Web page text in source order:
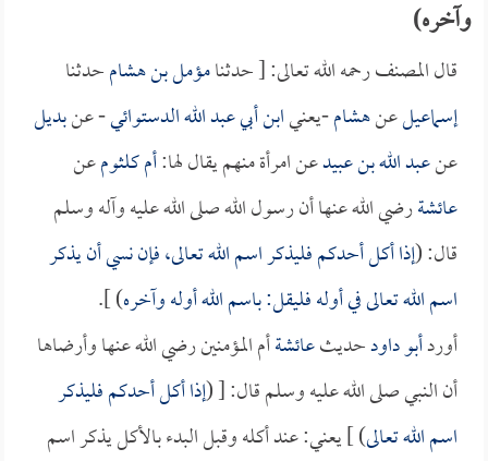
وآخره)
قال المصنف رحمه الله تعالى: [ حدثنامؤمل بن هشامحدثنا
إسماعيلعنهشام-يعنيابن أبي عبد الله الدستوائي- عنبديل
عنعبد الله بن عبيدعن امرأة منهم يقال لها:أم كلثومعن
عائشةرضي الله عنها أن رسول الله صلى الله عليه وآله وسلم
قال: (إذا أكل أحدكم فليذكر اسم الله تعالى، فإن نسي أن يذكر
اسم الله تعالى في أوله فليقل: باسم الله أوله وآخره) ].
أوردأبو داودحديثعائشةأم المؤمنين رضي الله عنها وأرضاها
أن النبي صلى الله عليه وسلم قال: [ (إذا أكل أحدكم فليذكر
اسم الله تعالى) ] يعني: عند أكله وقبل البدء بالأكل يذكر اسم